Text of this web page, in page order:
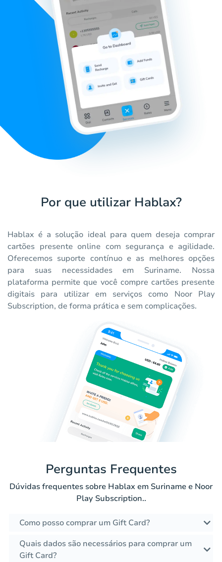
Por que utilizar Hablax?
Hablax é a solução ideal para quem deseja comprar
cartões presente online com segurança e agilidade.
Oferecemos suporte contínuo e as melhores opções
para suas necessidades em Suriname. Nossa
plataforma permite que você compre cartões presente
digitais para utilizar em serviços como Noor Play
Subscription, de forma prática e sem complicações.
Perguntas Frequentes
Dúvidas frequentes sobre Hablax em Suriname e Noor
Play Subscription..
Como posso comprar um Gift Card?
Quais dados são necessários para comprar um
Gift Card?